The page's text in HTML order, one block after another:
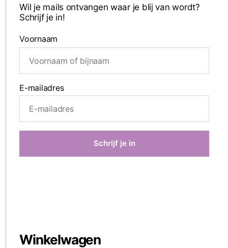
Wil je mails ontvangen waar je blij van wordt?
Schrijf je in!
Voornaam
E-mailadres
Winkelwagen